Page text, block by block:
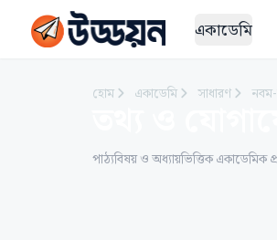
একাডেমি
হোম একাডেমি সাধারণ নবম-
পাঠ্যবিষয় ও অধ্যায়ভিত্তিক